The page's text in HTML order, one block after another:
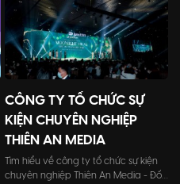
CÔNG TY TỔ CHỨC SỰ
KIỆN CHUYÊN NGHIỆP
THIÊN AN MEDIA
Tìm hiểu về công ty tổ chức sự kiện
chuyên nghiệp Thiên An Media - Đối